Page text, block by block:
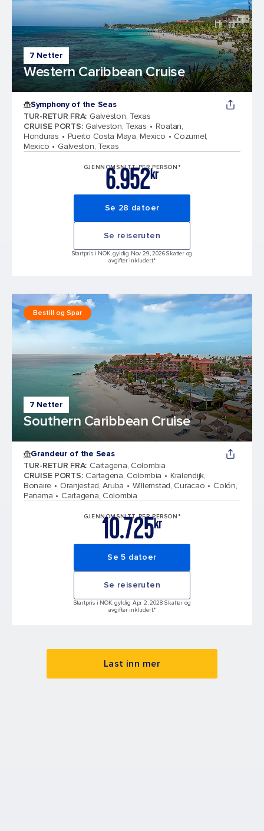
7 Netter
Western Caribbean Cruise
Symphony of the Seas
TUR-RETUR FRA: Galveston, Texas
CRUISE PORTS: Galveston, Texas
Roatan,
Honduras
Puerto Costa Maya, Mexico
Cozumel,
Mexico
Galveston, Texas
GJENNOMSNITT PER PERSON*
kr
6.952
Se 28 datoer
Se reiseruten
Startpris i NOK, gyldig Nov 29, 2026 Skatter og
avgifter inkludert.*
7 Netter
Southern Caribbean Cruise
Bestill og Spar
Grandeur of the Seas
TUR-RETUR FRA: Cartagena, Colombia
CRUISE PORTS: Cartagena, Colombia
Kralendijk,
Bonaire
Oranjestad, Aruba Willemstad, Curacao
Colón,
Panama
Cartagena, Colombia
GJENNOMSNITT PER PERSON*
kr
10.725
Se 5 datoer
Se reiseruten
Startpris i NOK, gyldig Apr 2, 2028 Skatter og
avgifter inkludert.*
Last inn mer